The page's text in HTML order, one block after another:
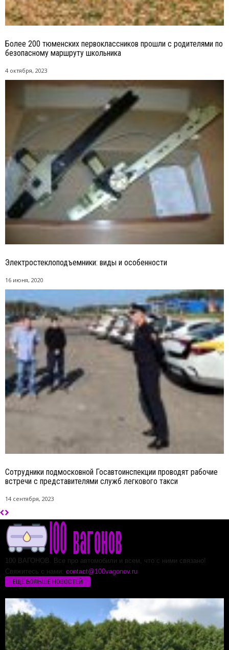
Более 200 тюменских первоклассников прошли с родителями по
безопасному маршруту школьника
4 октября, 2023
Электростеклоподъемники: виды и особенности
16 июня, 2020
Сотрудники подмосковной Госавтоинспекции проводят рабочие
встречи с представителями служб легкового такси
14 сентября, 2023
100 ВАГОНОВ. Все про автомобили и всем, что с ними связано!
Свяжитесь с нами: contact@100vagonov.ru
ЕЩЁ БОЛЬШЕ НОВОСТЕЙ